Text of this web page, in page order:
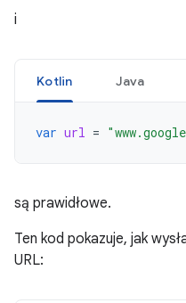
i
Kotlin Java
var url =
są prawidłowe.
Ten kod pokazuje, jak
URL: